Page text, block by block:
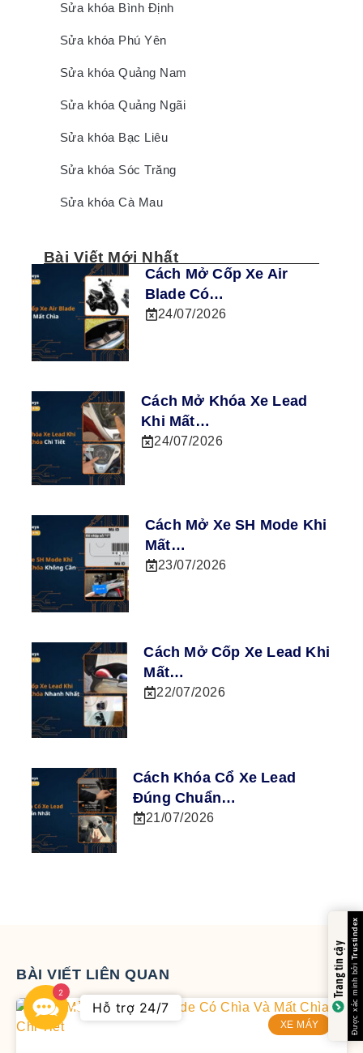
Trang tin cậy
Sửa khóa Bình Định
Sửa khóa Phú Yên
Sửa khóa Quảng Nam
Sửa khóa Quảng Ngãi
Sửa khóa Bạc Liêu
Sửa khóa Sóc Trăng
Sửa khóa Cà Mau
Bài Viết Mới Nhất
Cách Mở Cốp Xe Air
Blade Có…
24/07/2026
Cách Mở Khóa Xe Lead
Khi Mất…
24/07/2026
Cách Mở Xe SH Mode Khi
Mất…
23/07/2026
Cách Mở Cốp Xe Lead Khi
Mất…
22/07/2026
Cách Khóa Cổ Xe Lead
Đúng Chuẩn…
21/07/2026
BÀI VIẾT LIÊN QUAN
XE MÁY
Contact
Us
2
Hỗ trợ 24/7